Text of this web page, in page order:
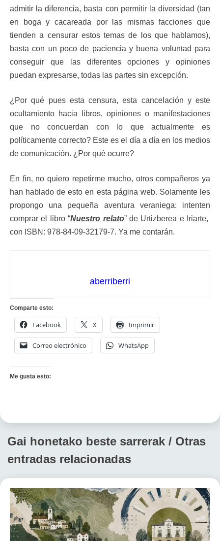
admitir la diferencia, basta con permitir la diversidad (tan
en boga y cacareada por las mismas facciones que
tienden a censurar estos temas de los que hablamos),
basta con un poco de paciencia y buena voluntad para
conseguir que las diferentes opciones y opiniones
puedan expresarse, todas las partes sin excepción.
¿Por qué pues esta censura, esta cancelación y este
ocultamiento hacia libros, opiniones o manifestaciones
que no concuerdan con lo que actualmente es
políticamente correcto? Este es el día a día en los medios
de comunicación. ¿Por qué ocurre?
En fin, no quiero repetirme mucho, otros compañeros ya
han hablado de esto en esta página web. Solamente les
propongo una pequeña aventura veraniega: intenten
comprar el libro “Nuestro relato” de Urtizberea e Iriarte,
con ISBN: 978-84-09-32179-7. Ya me contarán.
aberriberri
Comparte esto:
Facebook X Imprimir
Correo electrónico WhatsApp
Me gusta esto:
Gai honetako beste sarrerak / Otras
entradas relacionadas